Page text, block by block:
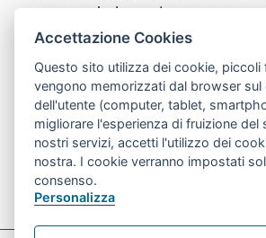
www.trambologna.it
trova infopoint sulla mappa
Trova l'infopoint
più vicino
telefona al call
Chiama il call
center
800078611
Contatto cantiere per emergenze
o nelle ore notturne:366 65 36 063
Accettazione Cookies
Questo sito utilizza dei cookie, piccoli
vengono memorizzati dal browser
dell'utente (computer, tablet,
migliorare l'esperienza di fruizione del
nostri servizi, accetti l'utilizzo dei
nostra. I cookie verranno impostati
consenso.
Personalizza